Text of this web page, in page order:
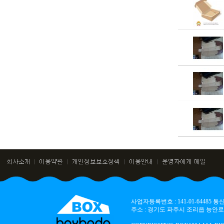
사업자등록번호 : 141-01-64485
주소 : 경기도 파주시 조리읍 능안